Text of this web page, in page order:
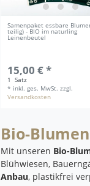
Samenpaket essbare
teilig) - BIO im naturling
Leinenbeutel
15,00 € *
1
Satz
* inkl. ges. MwSt. zzgl.
Versandkosten
Bio-
Mit unseren Bio-
Blühwiesen,
Anbau, plastikfrei